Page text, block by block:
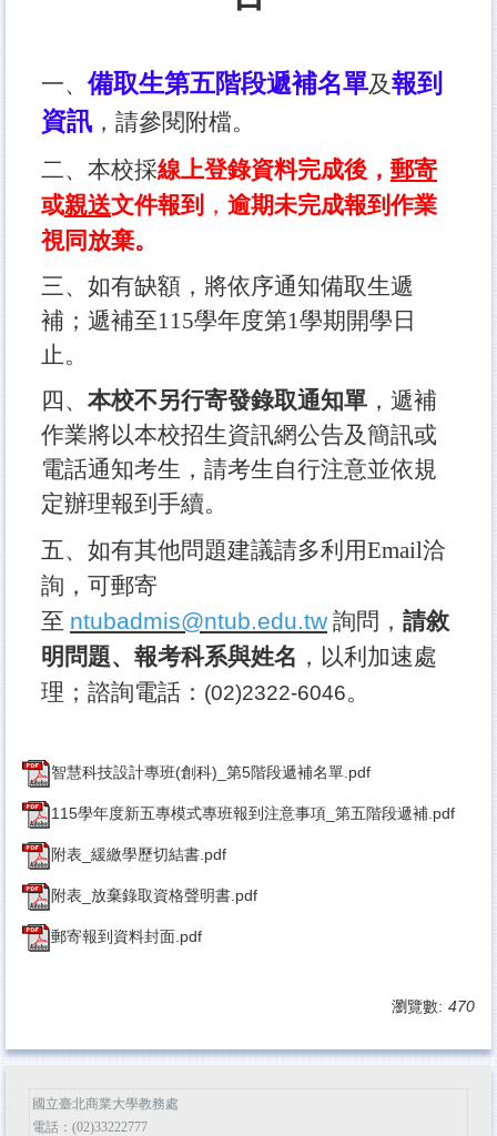
一、備取生第五階段遞補名單及報到
資訊 ，請參閱附檔。
二、 本校採線上登錄資料完成後， 郵寄
或親送文件報到 ， 逾期未完成報到作業
視同放棄。
三、如有缺額，將依序通知備取生遞
補；遞補至115學年度第1學期開學日
止。
四、 本校不另行寄發錄取通知單 ，遞補
作業將以本校招生資訊網公告及簡訊或
電話通知考生，請考生自行注意並依規
定辦理報到手續。
五、如有其他問題建議請多利用Email洽
詢，可郵寄
至 ntubadmis@ntub.edu.tw 詢問， 請敘
明 問題、報考科系與姓名 ，以利加速處
理；諮詢電話： (02)2322-6046。
智慧科技設計專班(創科)_第5階段遞補名單.pdf
115學年度新五專模式專班報到注意事項_第五階段遞補.pdf
附表_緩繳學歷切結書.pdf
附表_放棄錄取資格聲明書.pdf
郵寄報到資料封面.pdf
瀏覽數: 470
國立臺北商業大學教務處
電話：(02)33222777